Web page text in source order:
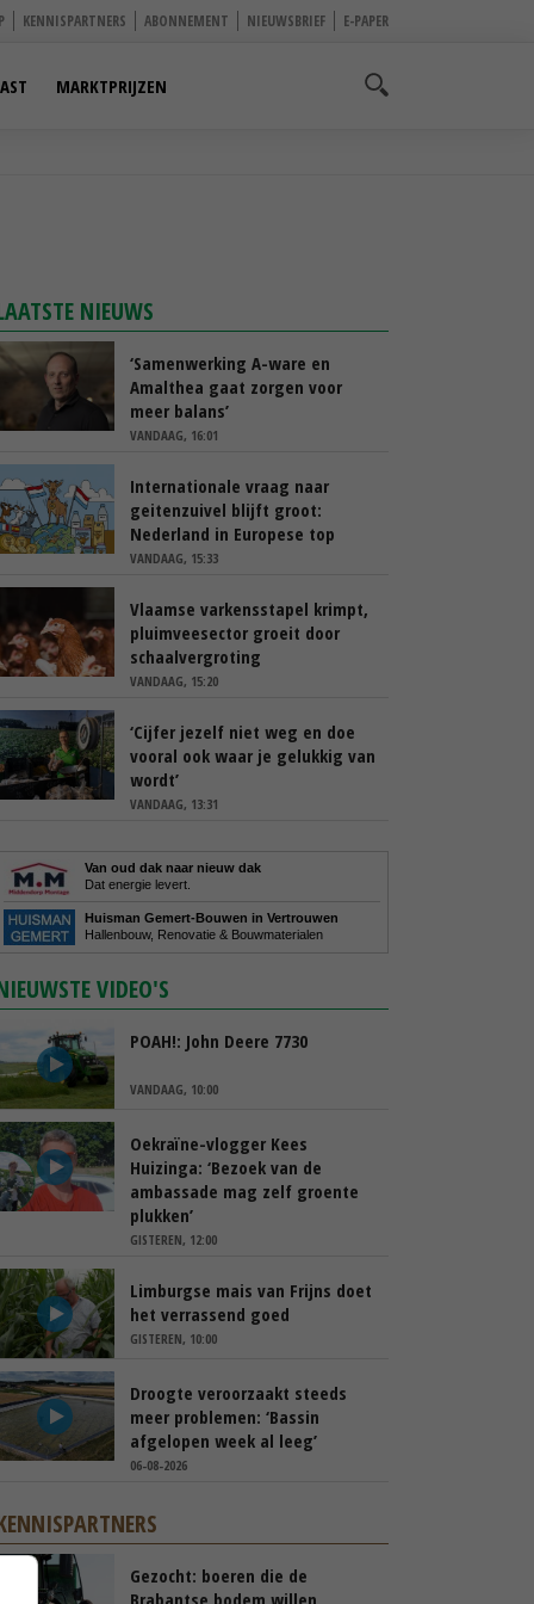
KENNISPARTNERS ABONNEMENT NIEUWSBRIEF E-PAPER
MARKTPRIJZEN
NIEUWS
‘Samenwerking A-ware en
Amalthea gaat zorgen voor
meer balans’
VANDAAG, 16:01
Internationale vraag naar
geitenzuivel blijft groot:
Nederland in Europese top
VANDAAG, 15:33
Vlaamse varkensstapel krimpt,
pluimveesector groeit door
schaalvergroting
VANDAAG, 15:20
‘Cijfer jezelf niet weg en doe
vooral ook waar je gelukkig van
wordt’
VANDAAG, 13:31
Van oud dak naar nieuw dak
Dat energie levert.
Huisman Gemert-Bouwen in Vertrouwen
Hallenbouw, Renovatie & Bouwmaterialen
VIDEO'S
POAH!: John Deere 7730
VANDAAG, 10:00
Oekraïne-vlogger Kees
Huizinga: ‘Bezoek van de
ambassade mag zelf groente
plukken’
GISTEREN, 12:00
Limburgse mais van Frijns doet
het verrassend goed
GISTEREN, 10:00
Droogte veroorzaakt steeds
meer problemen: ‘Bassin
afgelopen week al leeg’
06-08-2026
Gezocht: boeren die de
Brabantse bodem willen